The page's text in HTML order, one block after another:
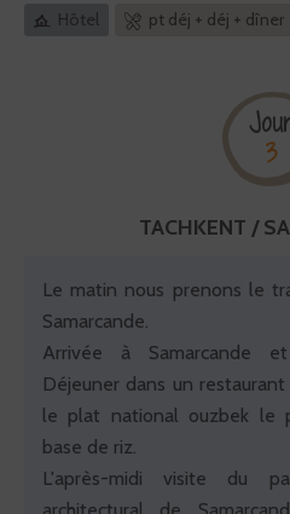
Hôtel pt déj + déj + dîner
3
TACHKENT /
Le matin nous prenons le
Samarcande.
Arrivée à Samarcande
Déjeuner dans un
le plat national ouzbek le
base de riz.
L'après-midi visite du